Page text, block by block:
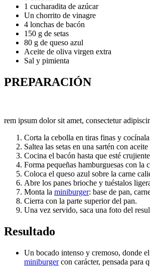
1 cucharadita de azúcar
Un chorrito de vinagre
4 lonchas de bacón
150 g de setas
80 g de queso azul
Aceite de oliva virgen extra
Sal y pimienta
PREPARACIÓN
rem ipsum dolor sit amet, consectetur
Corta la cebolla en tiras finas y
Saltea las setas en una sartén con
Cocina el bacón hasta que esté
Forma pequeñas hamburguesas con la
Coloca el queso azul sobre la carne
Abre los panes brioche y tuéstalos
Monta la miniburger: base de pan,
Cierra con la parte superior del pan.
Una vez servido, saca una foto del
Resultado
Un bocado intenso y cremoso, donde
miniburgercon carácter, pensada para